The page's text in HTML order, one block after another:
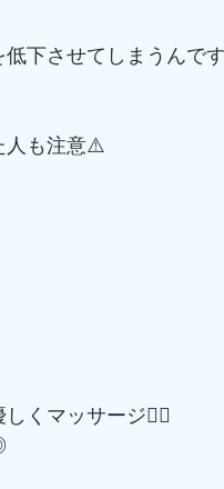
下させてしまうんで
人も注意⚠️
くマッサージ💆‍♀️